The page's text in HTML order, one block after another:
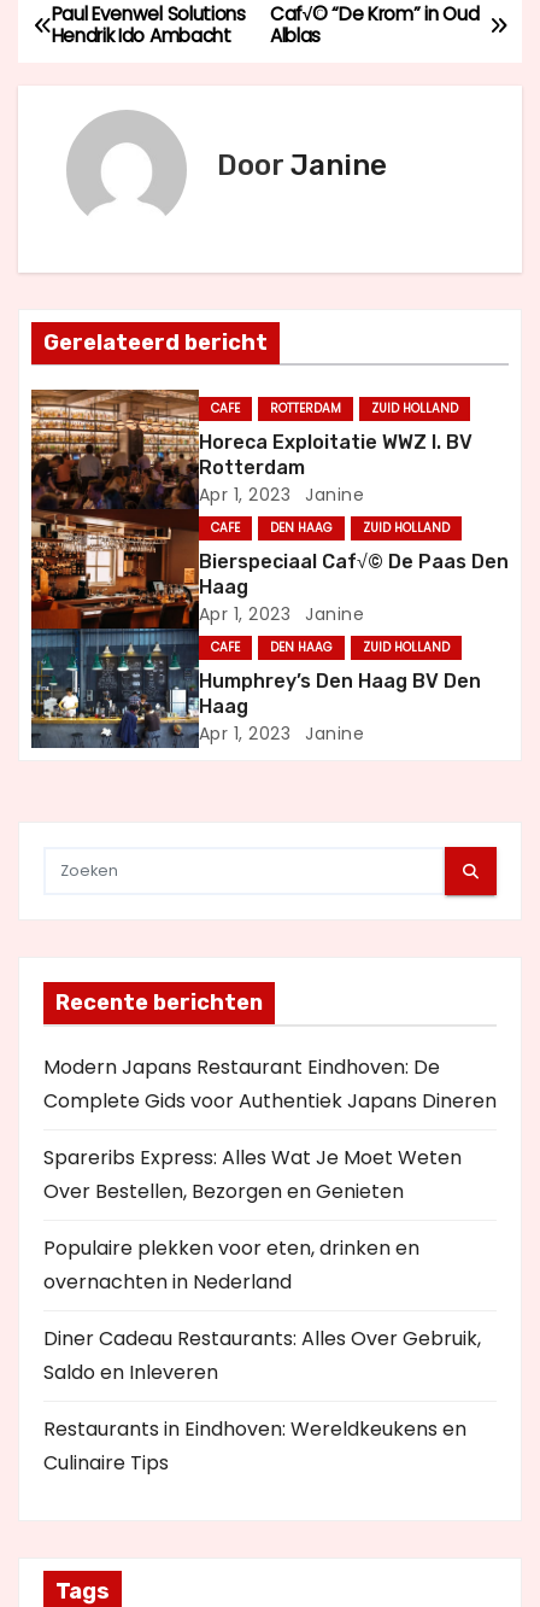
B
e
h
t
n
a
v
i
g
a
t
i
Caf√© “De Krom” in Oud
Alblas
Paul Evenwel Solutions
Hendrik Ido Ambacht
Door Janine
Gerelateerd bericht
CAFE ROTTERDAM ZUID HOLLAND
Horeca Exploitatie WWZ I. BV
Rotterdam
Apr 1, 2023 Janine
CAFE DEN HAAG ZUID HOLLAND
Bierspeciaal Caf√© De Paas Den
Haag
Apr 1, 2023 Janine
CAFE DEN HAAG ZUID HOLLAND
Humphrey’s Den Haag BV Den
Haag
Apr 1, 2023 Janine
Recente berichten
Modern Japans Restaurant Eindhoven: De
Complete Gids voor Authentiek Japans Dineren
Spareribs Express: Alles Wat Je Moet Weten
Over Bestellen, Bezorgen en Genieten
Populaire plekken voor eten, drinken en
overnachten in Nederland
Diner Cadeau Restaurants: Alles Over Gebruik,
Saldo en Inleveren
Restaurants in Eindhoven: Wereldkeukens en
Culinaire Tips
Tags